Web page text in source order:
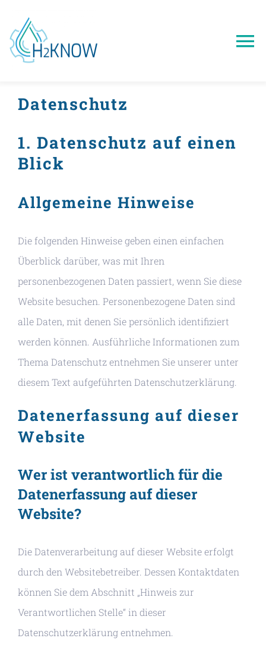
Inhalt
springen
Beratung
Über uns
Kontakt
Datenschutz
1. Datenschutz auf einen
Blick
Allgemeine Hinweise
Die folgenden Hinweise geben einen einfachen
Überblick darüber, was mit Ihren
personenbezogenen Daten passiert, wenn Sie diese
Website besuchen. Personenbezogene Daten sind
alle Daten, mit denen Sie persönlich identifiziert
werden können. Ausführliche Informationen zum
Thema Datenschutz entnehmen Sie unserer unter
diesem Text aufgeführten Datenschutzerklärung.
Datenerfassung auf dieser
Website
Wer ist verantwortlich für die
Datenerfassung auf dieser
Website?
Die Datenverarbeitung auf dieser Website erfolgt
durch den Websitebetreiber. Dessen Kontaktdaten
können Sie dem Abschnitt „Hinweis zur
Verantwortlichen Stelle“ in dieser
Datenschutzerklärung entnehmen.